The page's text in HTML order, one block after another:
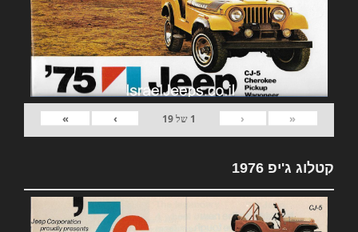
«
‹
1 של19
›
»
קטלוג ג'יפ 1976